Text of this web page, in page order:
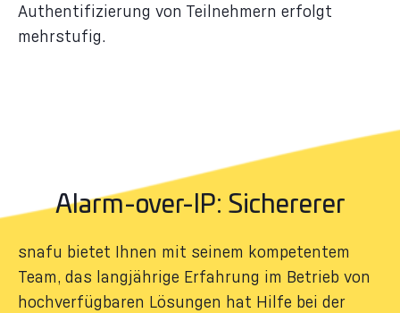
Authentifizierung von Teilnehmern erfolgt
mehrstufig.
Alarm-over-IP: Sichererer
snafu bietet Ihnen mit seinem kompetentem
Team, das langjährige Erfahrung im Betrieb von
hochverfügbaren Lösungen hat Hilfe bei der